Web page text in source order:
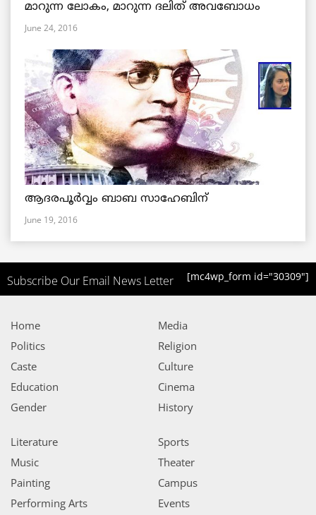
മാറുന്ന ലോകം, മാറുന്ന ദലിത് അവബോധം
June 24, 2016
ആദരപൂര്‍വ്വം ബാബ സാഹേബിന്
June 19, 2016
Subscribe Our Email News Letter [mc4wp_form id="30309"]
Home
Politics
Caste
Education
Gender
Media
Religion
Culture
Cinema
History
Literature
Music
Painting
Performing Arts
Sports
Theater
Campus
Events